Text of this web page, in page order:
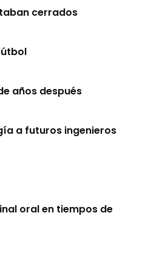
cerrados
años después
a futuros ingenieros
oral en tiempos de